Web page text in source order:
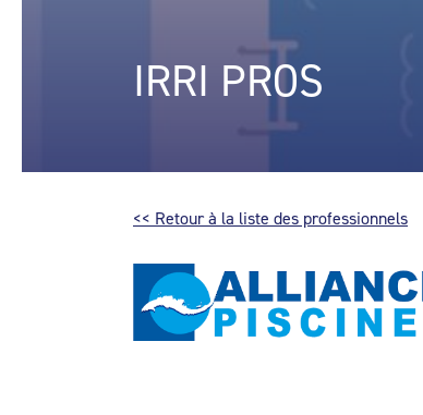
IRRI PROS
<< Retour à la liste des professionnels